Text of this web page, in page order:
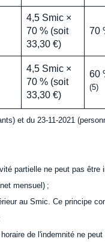
4,5 Smic ×
70 % (soit
33,30 €)
70
4,5 Smic ×
70 % (soit
33,30 €)
60
(5)
et du 23-11-2021
partielle ne peut pas être
mensuel) ;
au Smic. Ce principe
de l'indemnité ne